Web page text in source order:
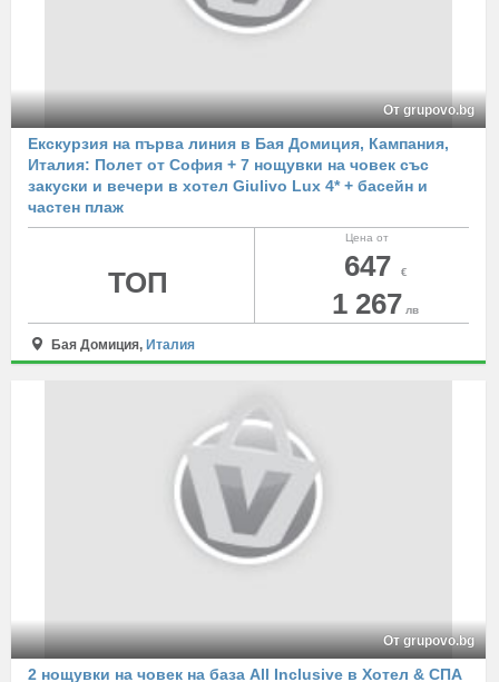
От grupovo.bg
Екскурзия на първа линия в Бая Домиция, Кампания,
Италия: Полет от София + 7 нощувки на човек със
закуски и вечери в хотел Giulivo Lux 4* + басейн и
частен плаж
Цена от
647 €
1 267 лв
ТОП
Бая Домиция, Италия
От grupovo.bg
2 нощувки на човек на база All Inclusive в Хотел & СПА